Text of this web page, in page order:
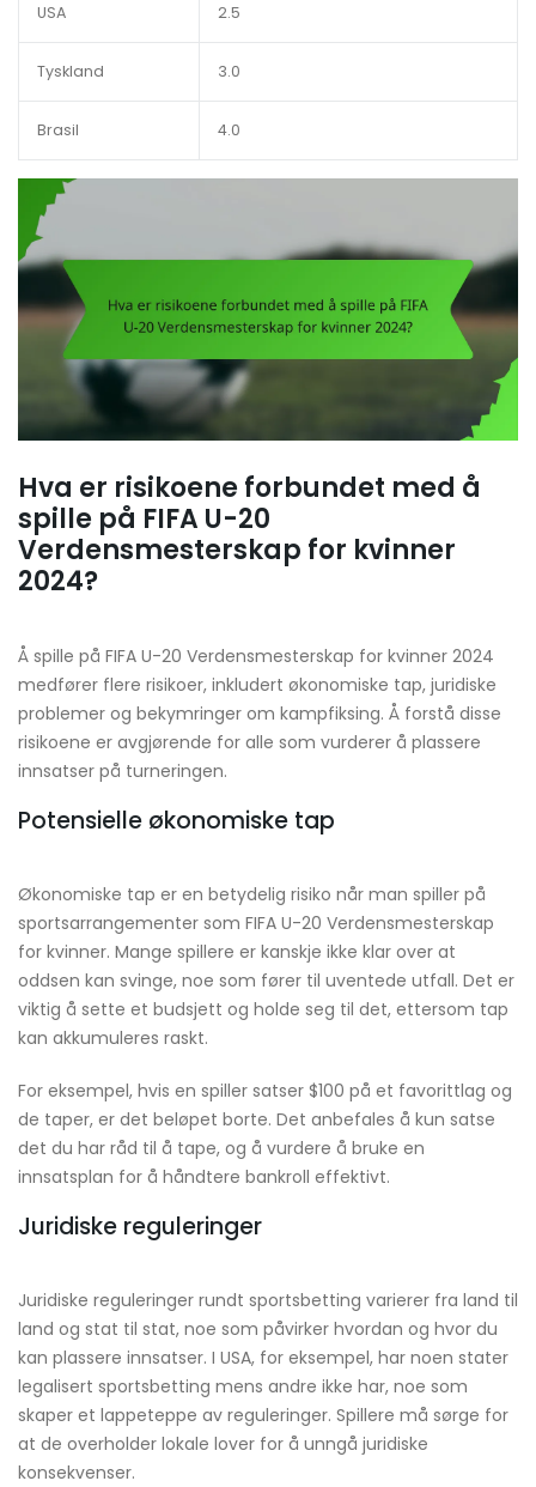
USA 2.5
Tyskland 3.0
Brasil 4.0
Hva er risikoene forbundet med å
spille på FIFA U-20
Verdensmesterskap for kvinner
2024?
Å spille på FIFA U-20 Verdensmesterskap for kvinner 2024
medfører flere risikoer, inkludert økonomiske tap, juridiske
problemer og bekymringer om kampfiksing. Å forstå disse
risikoene er avgjørende for alle som vurderer å plassere
innsatser på turneringen.
Potensielle økonomiske tap
Økonomiske tap er en betydelig risiko når man spiller på
sportsarrangementer som FIFA U-20 Verdensmesterskap
for kvinner. Mange spillere er kanskje ikke klar over at
oddsen kan svinge, noe som fører til uventede utfall. Det er
viktig å sette et budsjett og holde seg til det, ettersom tap
kan akkumuleres raskt.
For eksempel, hvis en spiller satser $100 på et favorittlag og
de taper, er det beløpet borte. Det anbefales å kun satse
det du har råd til å tape, og å vurdere å bruke en
innsatsplan for å håndtere bankroll effektivt.
Juridiske reguleringer
Juridiske reguleringer rundt sportsbetting varierer fra land til
land og stat til stat, noe som påvirker hvordan og hvor du
kan plassere innsatser. I USA, for eksempel, har noen stater
legalisert sportsbetting mens andre ikke har, noe som
skaper et lappeteppe av reguleringer. Spillere må sørge for
at de overholder lokale lover for å unngå juridiske
konsekvenser.